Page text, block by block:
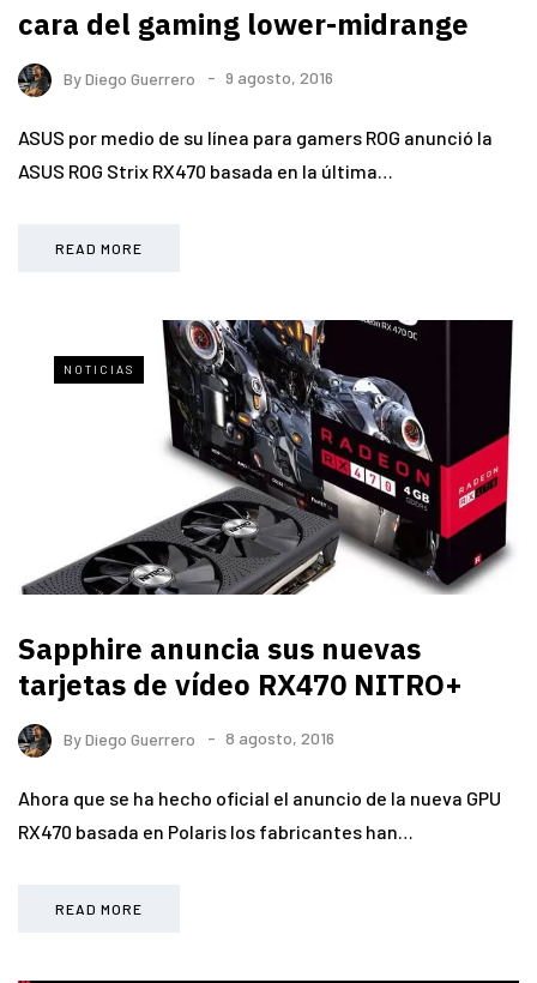
cara del gaming lower-midrange
ByDiego Guerrero 9 agosto, 2016
ASUS por medio de su línea para gamers ROG anunció la
ASUS ROG Strix RX470 basada en la última…
READ MORE
NOTICIAS
Sapphire anuncia sus nuevas
tarjetas de vídeo RX470 NITRO+
ByDiego Guerrero 8 agosto, 2016
Ahora que se ha hecho oficial el anuncio de la nueva GPU
RX470 basada en Polaris los fabricantes han…
READ MORE